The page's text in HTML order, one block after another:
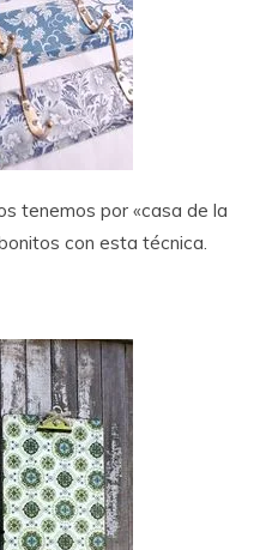
tenemos por «casa de la
con esta técnica.